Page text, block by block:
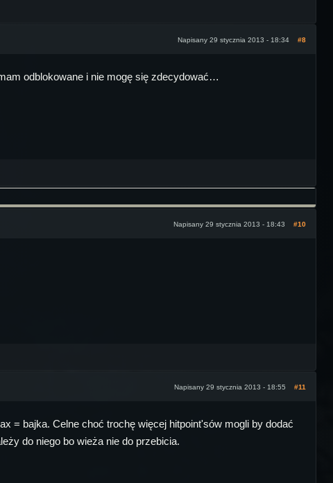
Napisany 29 stycznia 2013 - 18:34 #8
odblokowane i nie mogę się zdecydować…
Napisany 29 stycznia 2013 - 18:43 #10
Napisany 29 stycznia 2013 - 18:55 #11
= bajka. Celne choć trochę więcej hitpoint'sów mogli by dodać
do niego bo wieża nie do przebicia.